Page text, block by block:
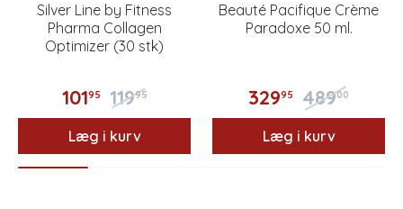
Silver Line by Fitness
Pharma Collagen
Optimizer (30 stk)
10195 11995
Læg i kurv
Beauté Pacifique Crème
Paradoxe 50 ml.
32995 48900
Læg i kurv